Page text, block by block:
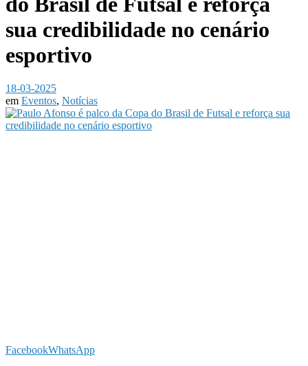
sua credibilidade no cenário
esportivo
18-03-2025
em Eventos, Notícias
FacebookWhatsApp